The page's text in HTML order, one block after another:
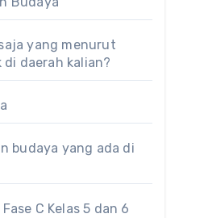
yang menurut
daerah kalian?
budaya yang ada di
C Kelas 5 dan 6